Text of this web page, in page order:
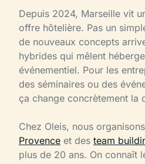
Depuis 2024, Marseille vit
offre hôtelière. Pas un
de nouveaux concepts
hybrides qui mêlent
événementiel. Pour les
des séminaires ou des
ça change concrètement la
Chez Oleis, nous
Provence et des team
plus de 20 ans. On connaît